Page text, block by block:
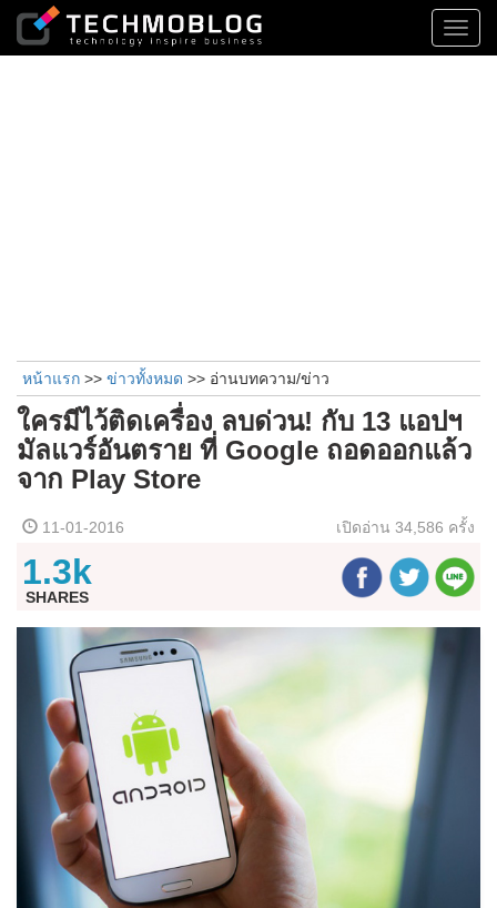
หน้าแรก >> ข่าวทั้งหมด >> อ่านบทความ/ข่าว
ใครมีไว้ติดเครื่อง ลบด่วน! กับ 13 แอปฯ
มัลแวร์อันตราย ที่ Google ถอดออกแล้ว
จาก Play Store
11-01-2016 เปิดอ่าน 34,586 ครั้ง
1.3k
SHARES